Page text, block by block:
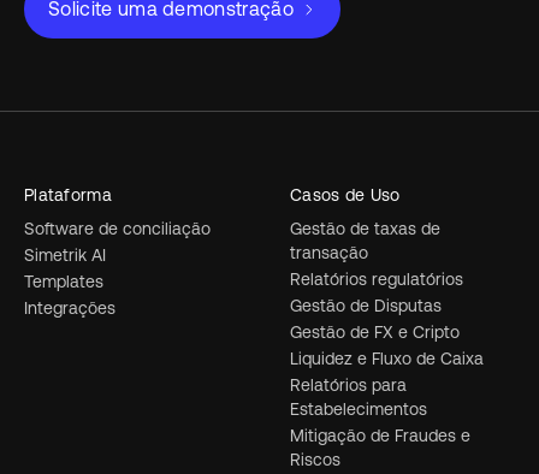
Solicite uma demonstração
Plataforma
Software de conciliação
Simetrik AI
Templates
Integrações
Casos de Uso
Gestão de taxas de
transação
Relatórios regulatórios
Gestão de Disputas
Gestão de FX e Cripto
Liquidez e Fluxo de Caixa
Relatórios para
Estabelecimentos
Mitigação de Fraudes e
Riscos